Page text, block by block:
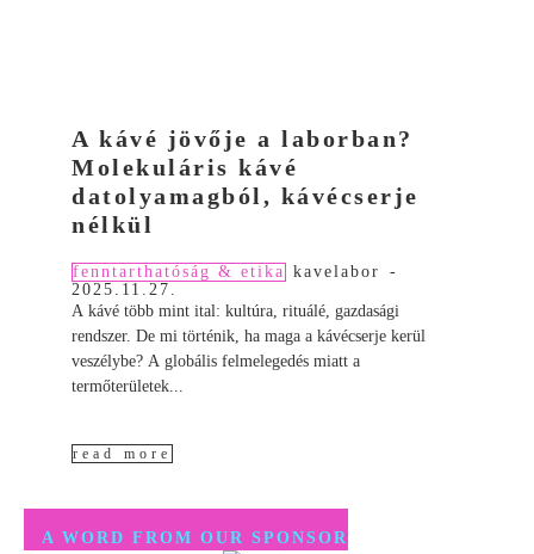
A kávé jövője a laborban?
Molekuláris kávé
datolyamagból, kávécserje
nélkül
fenntarthatóság & etika kavelabor
-
2025.11.27.
A kávé több mint ital: kultúra, rituálé, gazdasági
rendszer. De mi történik, ha maga a kávécserje kerül
veszélybe? A globális felmelegedés miatt a
termőterületek...
read more
A WORD FROM OUR SPONSOR